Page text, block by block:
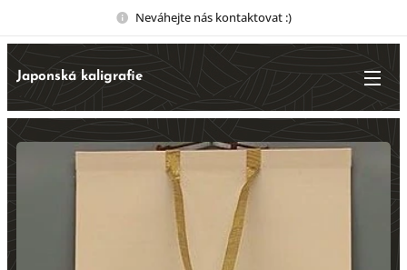
Neváhejte nás kontaktovat :)
Japonská kaligrafie